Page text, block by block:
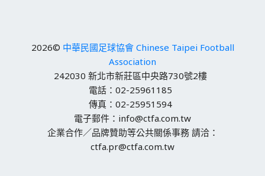
2026© 中華民國足球協會 Chinese Taipei Football
Association
242030 新北市新莊區中央路730號2樓
電話：02-25961185
傳真：02-25951594
電子郵件：info@ctfa.com.tw
企業合作／品牌贊助等公共關係事務 請洽：
ctfa.pr@ctfa.com.tw